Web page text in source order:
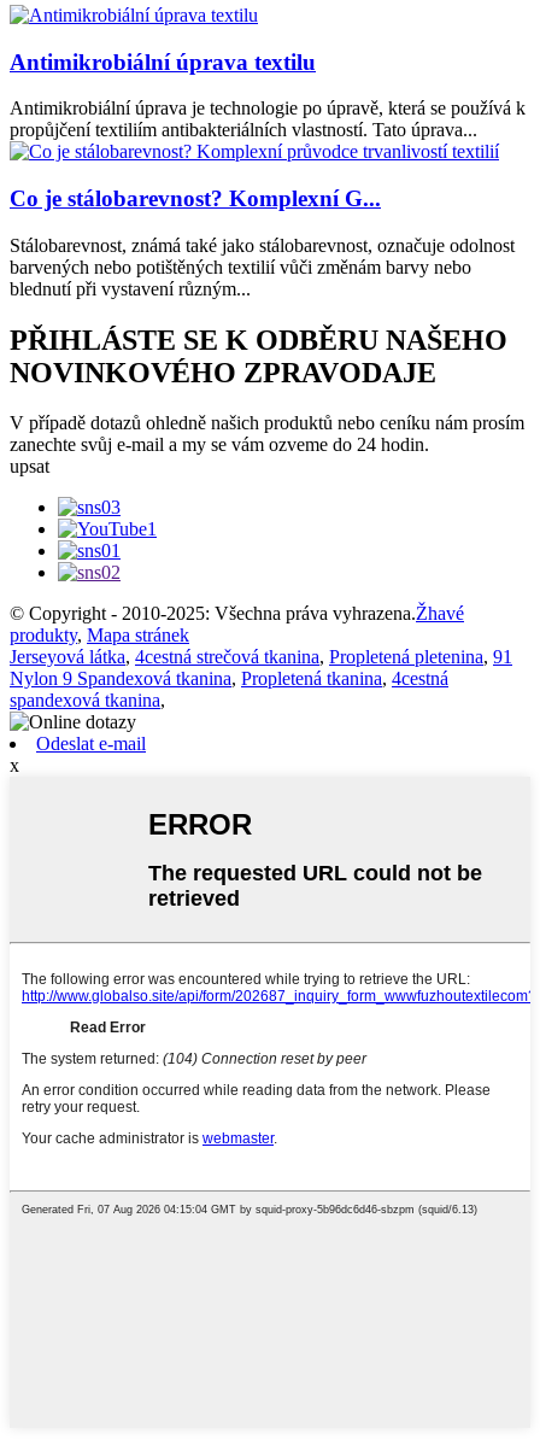
Antimikrobiální úprava textilu
Antimikrobiální úprava je technologie po úpravě, která se používá k
propůjčení textiliím antibakteriálních vlastností. Tato úprava...
Co je stálobarevnost? Komplexní G...
Stálobarevnost, známá také jako stálobarevnost, označuje odolnost
barvených nebo potištěných textilií vůči změnám barvy nebo
blednutí při vystavení různým...
PŘIHLÁSTE SE K ODBĚRU NAŠEHO
NOVINKOVÉHO ZPRAVODAJE
V případě dotazů ohledně našich produktů nebo ceníku nám prosím
zanechte svůj e-mail a my se vám ozveme do 24 hodin.
upsat
© Copyright - 2010-2025: Všechna práva vyhrazena.Žhavé
produkty, Mapa stránek
Jerseyová látka, 4cestná strečová tkanina, Propletená pletenina, 91
Nylon 9 Spandexová tkanina, Propletená tkanina, 4cestná
spandexová tkanina,
Odeslat e-mail
x